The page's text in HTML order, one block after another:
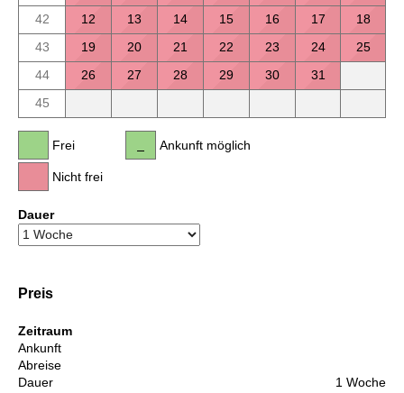
42
12 13 14 15 16 17
18
43
19 20 21 22 23 24
25
44
26 27 28 29 30
31
45
Frei
Nicht frei
Ankunft möglich
Dauer
Preis
Zeitraum
Ankunft
Abreise
Dauer
1 Woche